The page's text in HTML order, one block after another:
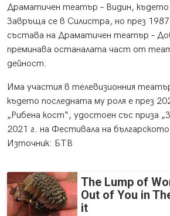
Драматичен театър – Видин, където
Завръща се в Силистра, но през 1987
състава на Драматичен театър –
преминава останалата част от
дейност.
Има участия в телевизионния
където последната му роля е през
„Рибена кост“, удостоен със приза
2021 г. на Фестивала на
Източник: БТВ
The Lump of
Out of You in
it